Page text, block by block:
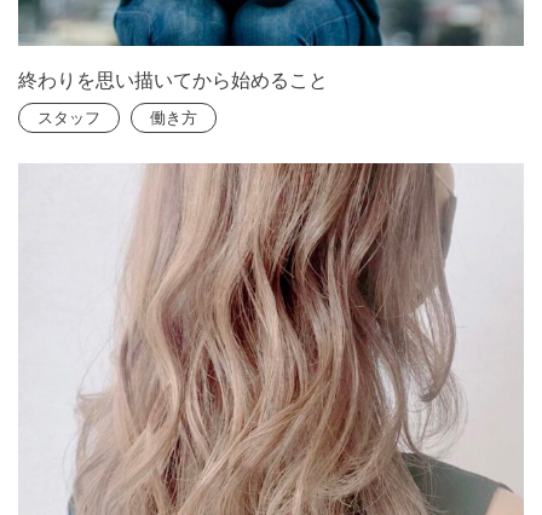
終わりを思い描いてから始めること
スタッフ 働き方